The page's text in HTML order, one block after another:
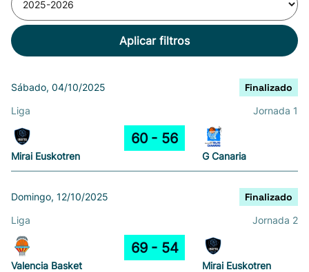
Aplicar filtros
Sábado, 04/10/2025 Finalizado
Liga Jornada 1
Mirai Euskotren
60 56
G Canaria
Domingo, 12/10/2025 Finalizado
Liga Jornada 2
Valencia Basket
69 54
Mirai Euskotren